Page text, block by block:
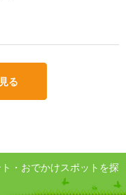
る
・おでかけスポットを探